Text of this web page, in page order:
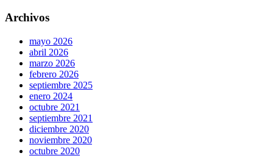
Archivos
mayo 2026
abril 2026
marzo 2026
febrero 2026
septiembre 2025
enero 2024
octubre 2021
septiembre 2021
diciembre 2020
noviembre 2020
octubre 2020